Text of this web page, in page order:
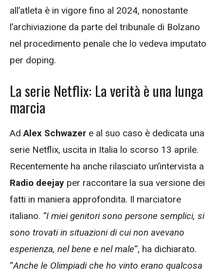
all’atleta è in vigore fino al 2024, nonostante
l’archiviazione da parte del tribunale di Bolzano
nel procedimento penale che lo vedeva imputato
per doping.
La serie Netflix: La verità è una lunga
marcia
AdAlex Schwazer e al suo caso è dedicata una
serie Netflix, uscita in Italia lo scorso 13 aprile.
Recentemente ha anche rilasciato un’intervista a
Radio deejay per raccontare la sua versione dei
fatti in maniera approfondita. Il marciatore
italiano. “I miei genitori sono persone semplici, si
sono trovati in situazioni di cui non avevano
esperienza, nel bene e nel male“, ha dichiarato.
“Anche le Olimpiadi che ho vinto erano qualcosa